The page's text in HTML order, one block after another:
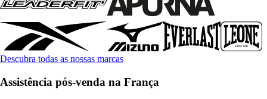
Descubra todas as nossas marcas
Assistência pós-venda na França